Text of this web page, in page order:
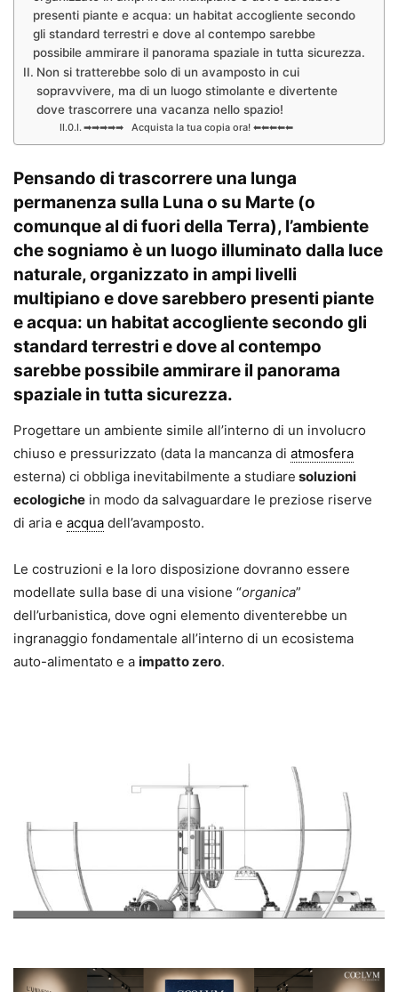
presenti piante e acqua: un habitat accogliente secondo
gli standard terrestri e dove al contempo sarebbe
possibile ammirare il panorama spaziale in tutta sicurezza.
Non si tratterebbe solo di un avamposto in cui
sopravvivere, ma di un luogo stimolante e divertente
dove trascorrere una vacanza nello spazio!
➡➡➡➡➡ Acquista la tua copia ora! ⬅⬅⬅⬅⬅
Pensando di trascorrere una lunga
permanenza sulla Luna o su Marte (o
comunque al di fuori della Terra), l’ambiente
che sogniamo è un luogo illuminato dalla luce
naturale, organizzato in ampi livelli
multipiano e dove sarebbero presenti piante
e acqua: un habitat accoglientesecondo gli
standard terrestri e dove al contempo
sarebbe possibile ammirare il panorama
spaziale in tutta sicurezza.
Progettare un ambiente simile all’interno di un involucro
chiuso e pressurizzato (data la mancanza di atmosfera
esterna) ci obbliga inevitabilmente a studiare soluzioni
ecologiche in modo da salvaguardare le preziose riserve
di aria e acqua dell’avamposto.
Le costruzioni e la loro disposizione dovranno essere
modellate sulla base di una visione “organica”
dell’urbanistica, dove ogni elemento diventerebbe un
ingranaggio fondamentale all’interno di un ecosistema
auto-alimentato e a impatto zero.